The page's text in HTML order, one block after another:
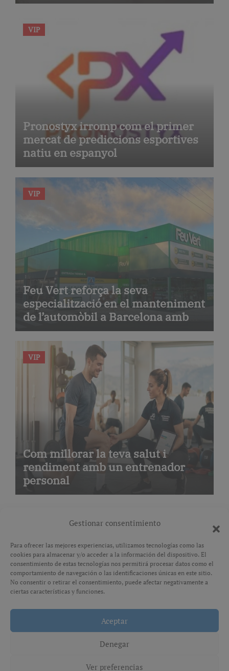
Gestionar consentimiento
Para ofrecer las mejores experiencias, utilizamos tecnologías como las
cookies para almacenar y/o acceder a la información del dispositivo. El
consentimiento de estas tecnologías nos permitirá procesar datos como el
comportamiento de navegación o las identificaciones únicas en este sitio.
No consentir o retirar el consentimiento, puede afectar negativamente a
ciertas características y funciones.
Aceptar
Denegar
Ver preferencias
VIP
Pronostyx irromp com el primer
mercat de prediccions esportives
natiu en espanyol
VIP
Feu Vert reforça la seva
especialització en el manteniment
de l’automòbil a Barcelona amb
serveis de taller i mecànica
avançada
VIP
Com millorar la teva salut i
rendiment amb un entrenador
personal
Avís legal
Política de privacitat
Copyright © All rights reserved